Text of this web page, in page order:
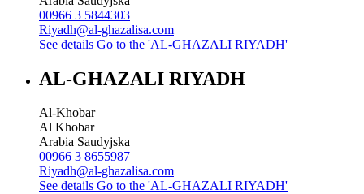
00966 3 5844303
Riyadh@al-ghazalisa.com
See details Go to the 'AL-GHAZALI RIYADH'
AL-GHAZALI RIYADH
Al-Khobar
Al Khobar
Arabia Saudyjska
00966 3 8655987
Riyadh@al-ghazalisa.com
See details Go to the 'AL-GHAZALI RIYADH'